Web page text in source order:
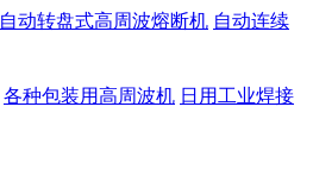
自动转盘式高周波熔断机 自动连续
各种包装用高周波机 日用工业焊接